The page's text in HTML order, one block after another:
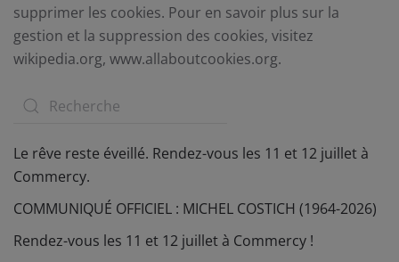
supprimer les cookies. Pour en savoir plus sur la
gestion et la suppression des cookies, visitez
wikipedia.org, www.allaboutcookies.org.
Le rêve reste éveillé. Rendez-vous les 11 et 12 juillet à
Commercy.
COMMUNIQUÉ OFFICIEL : MICHEL COSTICH (1964-2026)
Rendez-vous les 11 et 12 juillet à Commercy !